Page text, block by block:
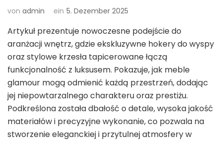
von admin ein 5. Dezember 2025
Artykuł prezentuje nowoczesne podejście do
aranżacji wnętrz, gdzie ekskluzywne hokery do wyspy
oraz stylowe krzesła tapicerowane łączą
funkcjonalność z luksusem. Pokazuje, jak meble
glamour mogą odmienić każdą przestrzeń, dodając
jej niepowtarzalnego charakteru oraz prestiżu.
Podkreślona została dbałość o detale, wysoka jakość
materiałów i precyzyjne wykonanie, co pozwala na
stworzenie eleganckiej i przytulnej atmosfery w